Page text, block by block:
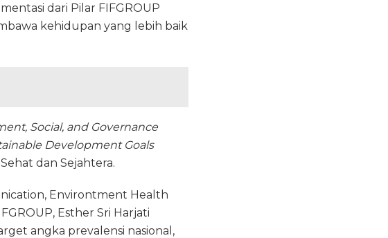
dari Pilar FIFGROUP
kehidupan yang lebih baik
Social, and Governance
Development Goals
dan Sejahtera.
Environtment Health
Esther Sri Harjati
angka prevalensi nasional,